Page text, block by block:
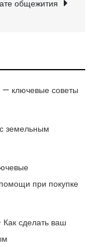
общежития
— ключевые советы
земельным
при покупке
сделать ваш